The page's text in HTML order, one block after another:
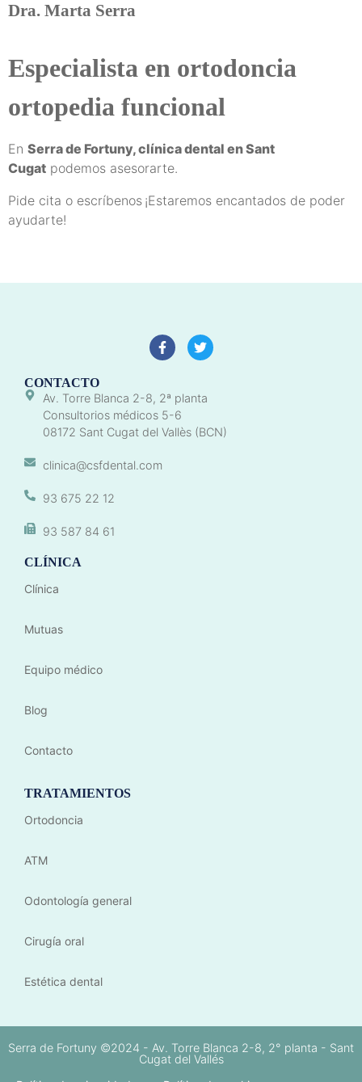
Dra. Marta Serra
Especialista en ortodoncia
ortopedia funcional
En Serra de Fortuny, clínica dental en Sant
Cugat podemos asesorarte.
Pide cita o escríbenos ¡Estaremos encantados de poder
ayudarte!
CONTACTO
Av. Torre Blanca 2-8, 2ª planta
Consultorios médicos 5-6
08172 Sant Cugat del Vallès (BCN)
clinica@csfdental.com
93 675 22 12
93 587 84 61
CLÍNICA
Clínica
Mutuas
Equipo médico
Blog
Contacto
TRATAMIENTOS
Ortodoncia
ATM
Odontología general
Cirugía oral
Estética dental
Serra de Fortuny ©2024 - Av. Torre Blanca 2-8, 2° planta - Sant
Cugat del Vallés